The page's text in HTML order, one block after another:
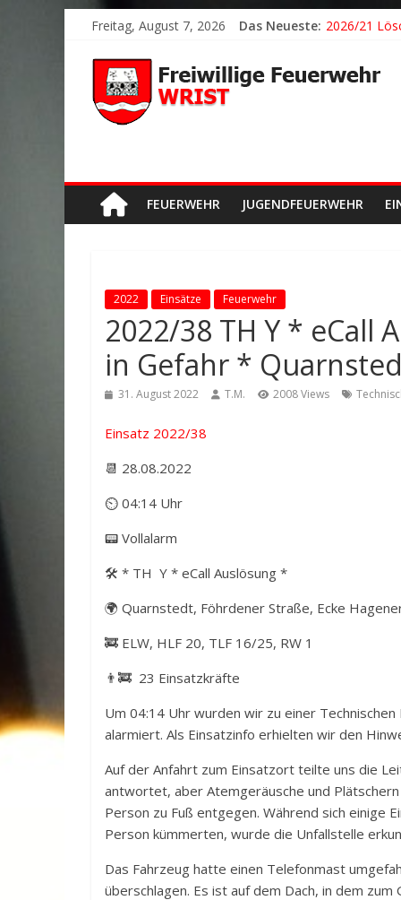
Freitag, August 7, 2026 Das Neueste: 2026/21
2026/23
2026/22
FEUERWEHR JUGENDFEUERWEHR
2022 Einsätze Feuerwehr
2022/38 TH Y * eCall
in Gefahr *
31. August 2022 T.M. 2008 Views
Einsatz 2022/38
📆 28.08.2022
⏲ 04:14 Uhr
📟 Vollalarm
🛠️ * TH Y * eCall Auslösung *
🌍 Quarnstedt, Föhrdener Straße, Ecke
🚒 ELW, HLF 20, TLF 16/25, RW 1
👨‍🚒 23 Einsatzkräfte
Um 04:14 Uhr wurden wir zu einer
alarmiert. Als Einsatzinfo erhielten wir den
Auf der Anfahrt zum Einsatzort teilte uns die
antwortet, aber Atemgeräusche und
Person zu Fuß entgegen. Während sich einige
Person kümmerten, wurde die Unfallstelle
Das Fahrzeug hatte einen Telefonmast
überschlagen. Es ist auf dem Dach, in dem